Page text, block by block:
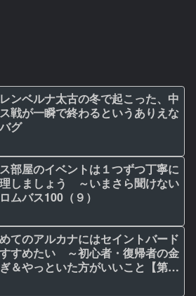
ンベルナ太古の冬で起こった、中
戦が一瞬で終わるというありえな
グ
部屋のイベントは１つずつ丁寧に
しましょう ～いまさら聞けない
ムバス100（９）
てのアルカナにはセイントバード
すめたい ～初心者・復帰者の金
＆やっといた方がいいこと【第7